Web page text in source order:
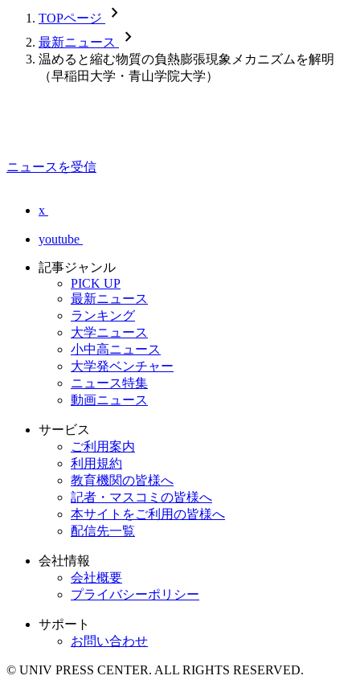
TOPページ chevron_forward
最新ニュース chevron_forward
温めると縮む物質の負熱膨張現象メカニズムを解明
（早稲田大学・青山学院大学）
ニュースを受信
x
youtube
記事ジャンル
PICK UP
最新ニュース
ランキング
大学ニュース
小中高ニュース
大学発ベンチャー
ニュース特集
動画ニュース
サービス
ご利用案内
利用規約
教育機関の皆様へ
記者・マスコミの皆様へ
本サイトをご利用の皆様へ
配信先一覧
会社情報
会社概要
プライバシーポリシー
サポート
お問い合わせ
© UNIV PRESS CENTER. ALL RIGHTS RESERVED.